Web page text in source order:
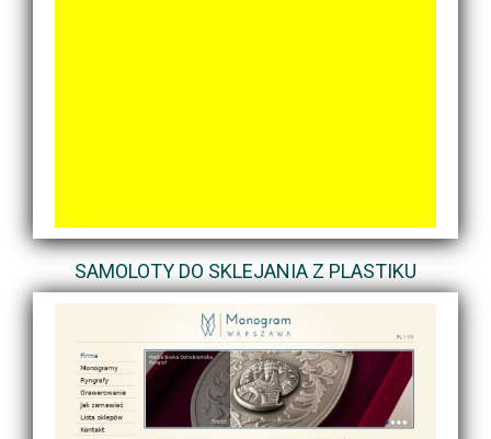
SAMOLOTY DO SKLEJANIA Z PLASTIKU